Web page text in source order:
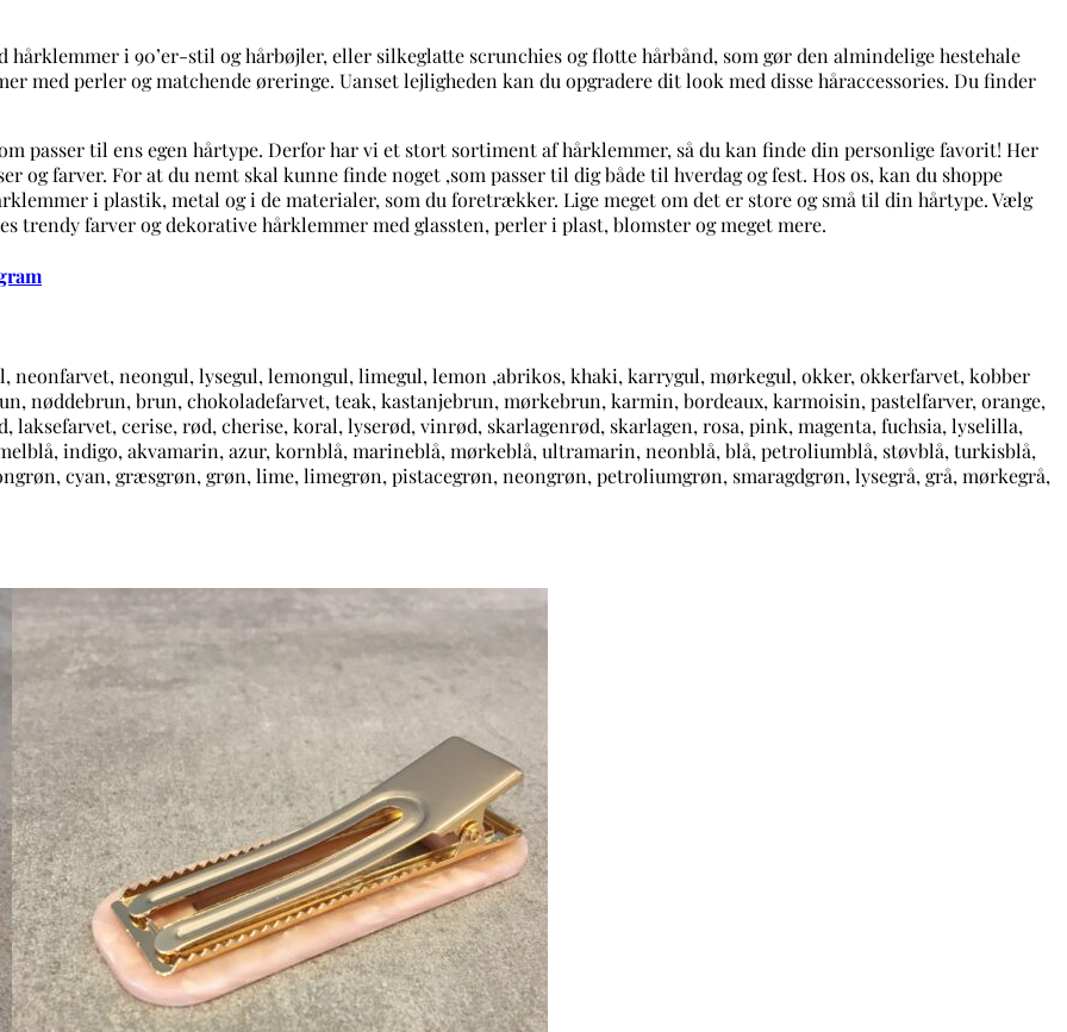
hårklemmer i 90’er-stil og hårbøjler, eller silkeglatte scrunchies og flotte hårbånd, som gør den almindelige hestehale
med perler og matchende øreringe. Uanset lejligheden kan du opgradere dit look med disse håraccessories. Du finder
passer til ens egen hårtype. Derfor har vi et stort sortiment af hårklemmer, så du kan finde din personlige favorit! Her
farver. For at du nemt skal kunne finde noget ,som passer til dig både til hverdag og fest. Hos os, kan du shoppe
i plastik, metal og i de materialer, som du foretrækker. Lige meget om det er store og små til din hårtype. Vælg
trendy farver og dekorative hårklemmer med glassten, perler i plast, blomster og meget mere.
neonfarvet, neongul, lysegul, lemongul, limegul, lemon ,abrikos, khaki, karrygul, mørkegul, okker, okkerfarvet, kobber
nøddebrun, brun, chokoladefarvet, teak, kastanjebrun, mørkebrun, karmin, bordeaux, karmoisin, pastelfarver, orange,
cerise, rød, cherise, koral, lyserød, vinrød, skarlagenrød, skarlagen, rosa, pink, magenta, fuchsia, lyselilla,
indigo, akvamarin, azur, kornblå, marineblå, mørkeblå, ultramarin, neonblå, blå, petroliumblå, støvblå, turkisblå,
cyan, græsgrøn, grøn, lime, limegrøn, pistacegrøn, neongrøn, petroliumgrøn, smaragdgrøn, lysegrå, grå, mørkegrå,